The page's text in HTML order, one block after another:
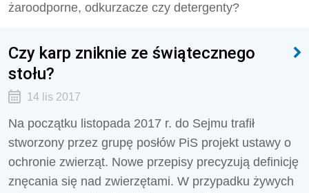
żaroodporne, odkurzacze czy detergenty?
Czy karp zniknie ze świątecznego
stołu?
14 lis 2017
Na początku listopada 2017 r. do Sejmu trafił
stworzony przez grupę posłów PiS projekt ustawy o
ochronie zwierząt. Nowe przepisy precyzują definicję
znęcania się nad zwierzętami. W przypadku żywych